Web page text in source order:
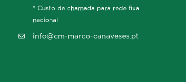
* Custo de chamada para rede fixa
nacional
info@cm-marco-canaveses.pt